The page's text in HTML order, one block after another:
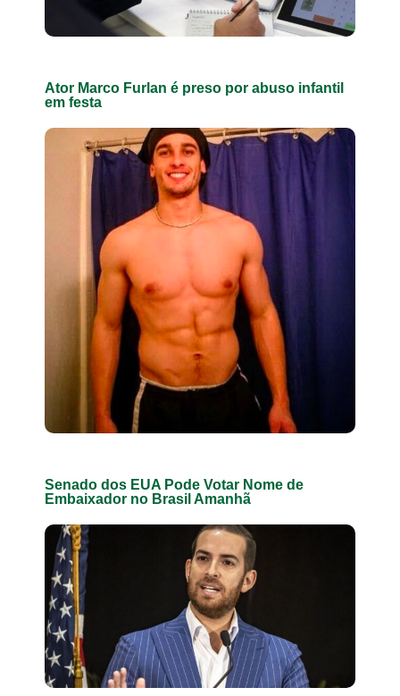
Ator Marco Furlan é preso por abuso infantil
em festa
Senado dos EUA Pode Votar Nome de
Embaixador no Brasil Amanhã